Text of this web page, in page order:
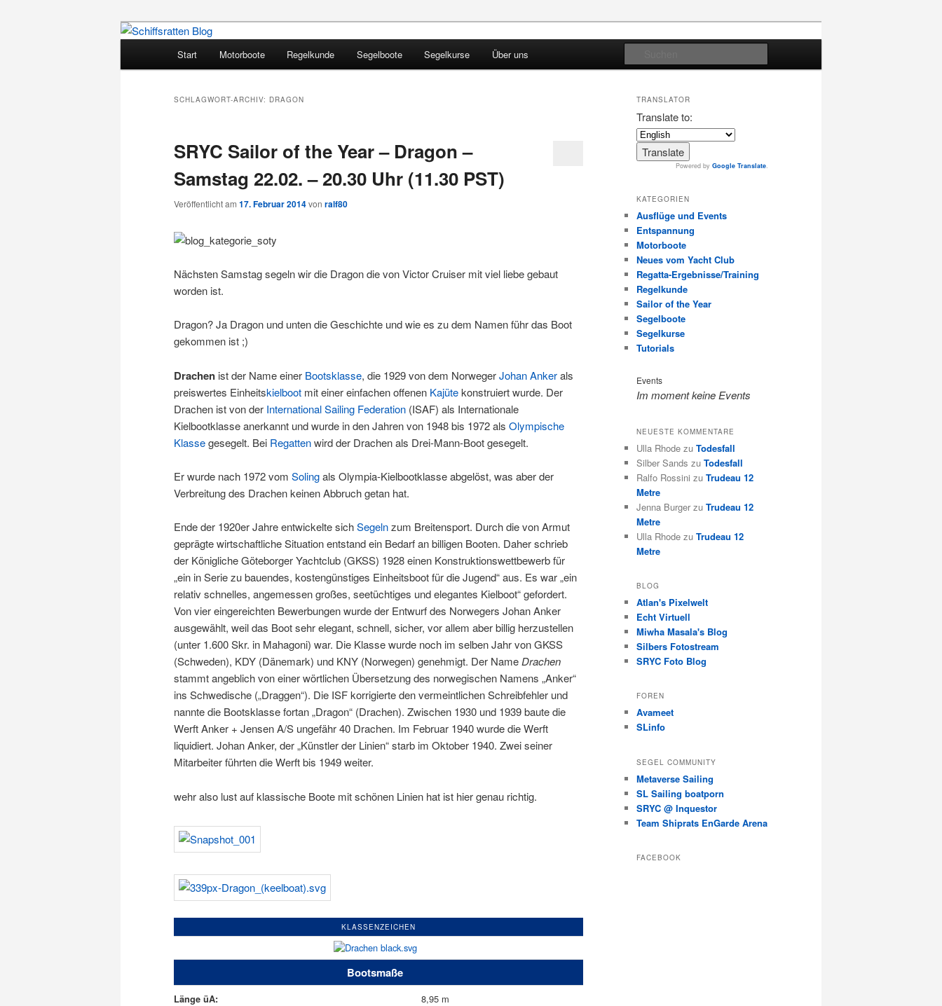
Schiffsratten Blog
Segelsport in Second Life
Start Motorboote Regelkunde Segelboote Segelkurse Über uns
SCHLAGWORT-ARCHIV: DRAGON
SRYC Sailor of the Year – Dragon –
Samstag 22.02. – 20.30 Uhr (11.30 PST)
Veröffentlicht am 17. Februar 2014von ralf80
Nächsten Samstag segeln wir die Dragon die von Victor Cruiser mit viel liebe gebaut
worden ist.
Dragon? Ja Dragon und unten die Geschichte und wie es zu dem Namen führ das Boot
gekommen ist ;)
Drachen ist der Name einer Bootsklasse, die 1929 von dem NorwegerJohan Ankerals
preiswertes Einheitskielboot mit einer einfachen offenen Kajütekonstruiert wurde. Der
Drachen ist von der International Sailing Federation (ISAF) als Internationale
Kielbootklasse anerkannt und wurde in den Jahren von 1948 bis 1972 als Olympische
Klassegesegelt. Bei Regattenwird der Drachen als Drei-Mann-Boot gesegelt.
Er wurde nach 1972 vom Solingals Olympia-Kielbootklasse abgelöst, was aber der
Verbreitung des Drachen keinen Abbruch getan hat.
Ende der 1920er Jahre entwickelte sichSegelnzum Breitensport. Durch die von Armut
geprägte wirtschaftliche Situation entstand ein Bedarf an billigen Booten. Daher schrieb
der Königliche Göteborger Yachtclub (GKSS) 1928 einen Konstruktionswettbewerb für
„ein in Serie zu bauendes, kostengünstiges Einheitsboot für die Jugend“ aus. Es war „ein
relativ schnelles, angemessen großes, seetüchtiges und elegantes Kielboot“ gefordert.
Von vier eingereichten Bewerbungen wurde der Entwurf des Norwegers Johan Anker
ausgewählt, weil das Boot sehr elegant, schnell, sicher, vor allem aber billig herzustellen
(unter 1.600 Skr. in Mahagoni) war. Die Klasse wurde noch im selben Jahr von GKSS
(Schweden), KDY (Dänemark) und KNY (Norwegen) genehmigt. Der NameDrachen
stammt angeblich von einer wörtlichen Übersetzung des norwegischen Namens „Anker“
ins Schwedische („Draggen“). Die ISF korrigierte den vermeintlichen Schreibfehler und
nannte die Bootsklasse fortan „Dragon“ (Drachen). Zwischen 1930 und 1939 baute die
Werft Anker + Jensen A/S ungefähr 40 Drachen. Im Februar 1940 wurde die Werft
liquidiert. Johan Anker, der „Künstler der Linien“ starb im Oktober 1940. Zwei seiner
Mitarbeiter führten die Werft bis 1949 weiter.
wehr also lust auf klassische Boote mit schönen Linien hat ist hier genau richtig.
KLASSENZEICHEN
Bootsmaße
Länge üA:
8,95 m
TRANSLATOR
Translate to:
Powered by Google Translate.
KATEGORIEN
Ausflüge und Events
Entspannung
Motorboote
Neues vom Yacht Club
Regatta-Ergebnisse/Training
Regelkunde
Sailor of the Year
Segelboote
Segelkurse
Tutorials
Events
Im moment keine Events
NEUESTE KOMMENTARE
Ulla Rhode zu Todesfall
Silber Sands zu Todesfall
Ralfo Rossini zu Trudeau 12
Metre
Jenna Burger zu Trudeau 12
Metre
Ulla Rhode zu Trudeau 12
Metre
BLOG
Atlan's Pixelwelt
Echt Virtuell
Miwha Masala's Blog
Silbers Fotostream
SRYC Foto Blog
FOREN
Avameet
SLinfo
SEGEL COMMUNITY
Metaverse Sailing
SL Sailing boatporn
SRYC @ Inquestor
Team Shiprats EnGarde Arena
FACEBOOK